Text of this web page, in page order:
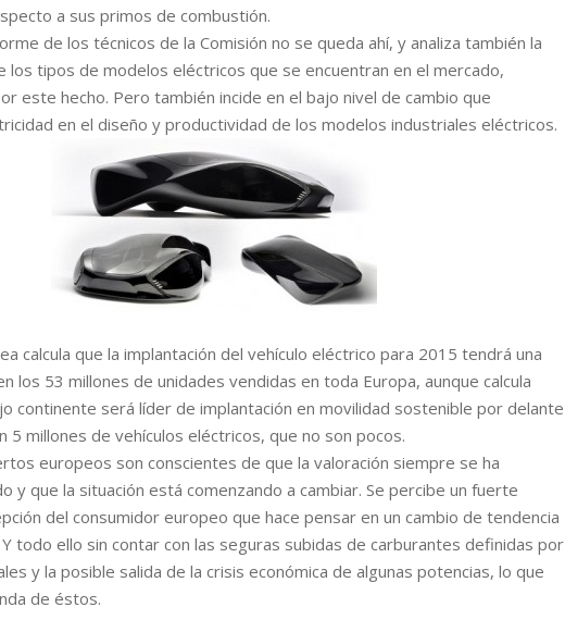
a sus primos de combustión.
de los técnicos de la Comisión no se queda ahí, y analiza también la
los tipos de modelos eléctricos que se encuentran en el mercado,
este hecho. Pero también incide en el bajo nivel de cambio que
en el diseño y productividad de los modelos industriales eléctricos.
calcula que la implantación del vehículo eléctrico para 2015 tendrá una
los 53 millones de unidades vendidas en toda Europa, aunque calcula
continente será líder de implantación en movilidad sostenible por delante
5 millones de vehículos eléctricos, que no son pocos.
europeos son conscientes de que la valoración siempre se ha
y que la situación está comenzando a cambiar. Se percibe un fuerte
del consumidor europeo que hace pensar en un cambio de tendencia
todo ello sin contar con las seguras subidas de carburantes definidas por
y la posible salida de la crisis económica de algunas potencias, lo que
de éstos.